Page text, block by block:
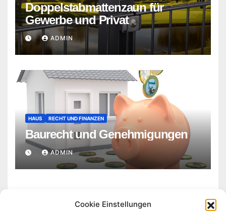
Cookie Einstellungen
Doppelstabmattenzaun für
Gewerbe und Privat
ADMIN
HAUS RECHT UND FINANZEN
Baurecht und Genehmigungen
ADMIN